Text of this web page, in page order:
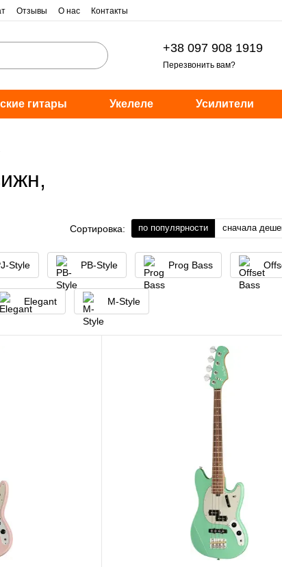
Отзывы О нас Контакты
+38 097 908 1919
Перезвонить вам?
гитары Укелеле Усилители
Сортировка: по популярности сначала
Style PB-Style Prog Bass
Elegant M-Style